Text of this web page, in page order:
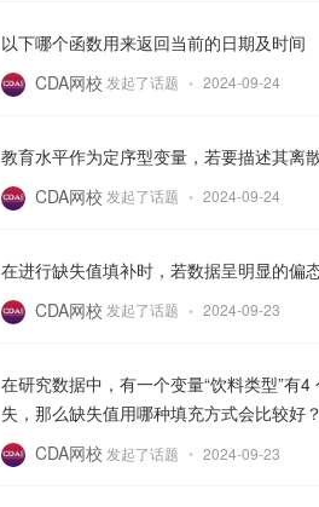
以下哪个函数用来返回当前的日期及时间
CDA网校 发起了话题 • 2024-09-24
教育水平作为定序型变量，若要描述其离
CDA网校 发起了话题 • 2024-09-24
在进行缺失值填补时，若数据呈明显的偏
CDA网校 发起了话题 • 2024-09-23
在研究数据中，有一个变量“饮料类型”有4
失，那么缺失值用哪种填充方式会比较好？
CDA网校 发起了话题 • 2024-09-23